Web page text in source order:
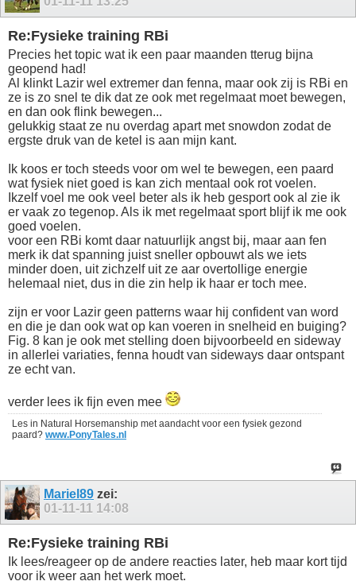
Re:Fysieke training RBi
Precies het topic wat ik een paar maanden tterug bijna
geopend had!
Al klinkt Lazir wel extremer dan fenna, maar ook zij is RBi en
ze is zo snel te dik dat ze ook met regelmaat moet bewegen,
en dan ook flink bewegen...
gelukkig staat ze nu overdag apart met snowdon zodat de
ergste druk van de ketel is aan mijn kant.
Ik koos er toch steeds voor om wel te bewegen, een paard
wat fysiek niet goed is kan zich mentaal ook rot voelen.
Ikzelf voel me ook veel beter als ik heb gesport ook al zie ik
er vaak zo tegenop. Als ik met regelmaat sport blijf ik me ook
goed voelen.
voor een RBi komt daar natuurlijk angst bij, maar aan fen
merk ik dat spanning juist sneller opbouwt als we iets
minder doen, uit zichzelf uit ze aar overtollige energie
helemaal niet, dus in die zin help ik haar er toch mee.
zijn er voor Lazir geen patterns waar hij confident van word
en die je dan ook wat op kan voeren in snelheid en buiging?
Fig. 8 kan je ook met stelling doen bijvoorbeeld en sideway
in allerlei variaties, fenna houdt van sideways daar ontspant
ze echt van.
verder lees ik fijn even mee
Les in Natural Horsemanship met aandacht voor een fysiek gezond
paard? www.PonyTales.nl
Mariel89 zei:
01-11-11 14:08
Re:Fysieke training RBi
Ik lees/reageer op de andere reacties later, heb maar kort tijd
voor ik weer aan het werk moet.